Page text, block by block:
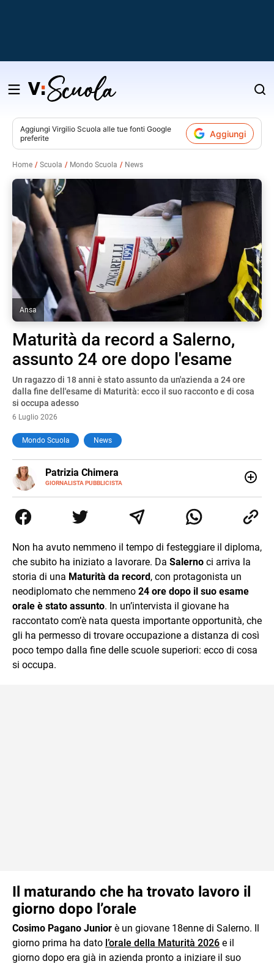
Salta
contenuto
Aggiungi Virgilio Scuola alle tue fonti Google
preferite
Aggiungi
Home Scuola Mondo Scuola News
Ansa
Maturità da record a Salerno,
assunto 24 ore dopo l'esame
Un ragazzo di 18 anni è stato assunto da un'azienda a 24 ore
dalla fine dell'esame di Maturità: ecco il suo racconto e di cosa
si occupa adesso
6 Luglio 2026
Mondo Scuola News
Patrizia Chimera
GIORNALISTA PUBBLICISTA
E-
MAIL
LINKEDIN
collaborato con grandi gruppi editoriali e agenzie di
comunicazione specializzandosi nella scrittura di articoli
Non ha avuto nemmeno il tempo di festeggiare il diploma,
che subito ha iniziato a lavorare. Da Salerno ci arriva la
storia di una Maturità da record, con protagonista un
neodiplomato che nemmeno 24 ore dopo il suo esame
orale è stato assunto. In un’intervista il giovane ha
raccontato com’è nata questa importante opportunità, che
gli ha permesso di trovare occupazione a distanza di così
poco tempo dalla fine delle scuole superiori: ecco di cosa
si occupa.
Il maturando che ha trovato lavoro il
giorno dopo l’orale
Cosimo Pagano Junior è un giovane 18enne di Salerno. Il
giorno prima ha dato l’orale della Maturità 2026 e il
giorno dopo era già in azienda pronto a iniziare il suo